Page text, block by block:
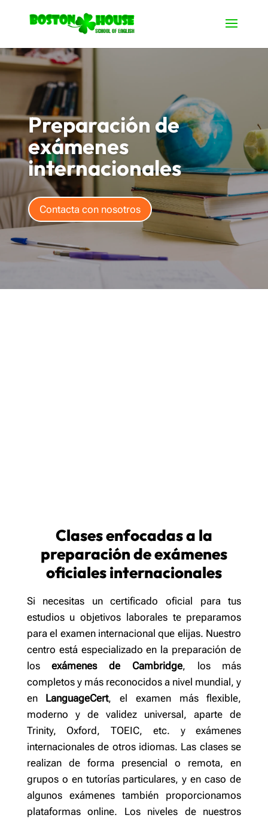
Preparación de
exámenes
internacionales
Contacta con nosotros
Clases enfocadas a la
preparación de exámenes
oficiales internacionales
Si necesitas un certificado oficial para tus
estudios u objetivos laborales te preparamos
para el examen internacional que elijas. Nuestro
centro está especializado en la preparación de
losexámenes de Cambridge, los más
completos y más reconocidos a nivel mundial, y
en LanguageCert, el examen más flexible,
moderno y de validez universal, aparte de
Trinity, Oxford, TOEIC, etc. y exámenes
internacionales de otros idiomas. Las clases se
realizan de forma presencial o remota, en
grupos o en tutorías particulares, y en caso de
algunos exámenes también proporcionamos
plataformas online. Los niveles de nuestros